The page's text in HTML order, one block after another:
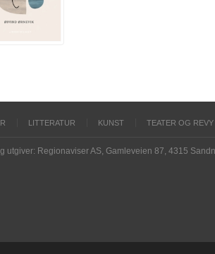
LITTERATUR KUNST TEATER OG REVY
utgiver: Regionaviser AS, Gamleveien 87, 4315